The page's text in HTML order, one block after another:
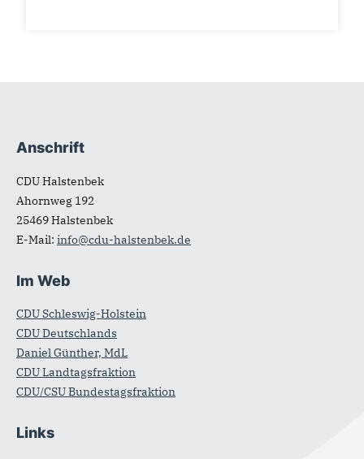
Fußbereich
Anschrift
CDU Halstenbek
Ahornweg 192
25469Halstenbek
E-Mail: info@cdu-halstenbek.de
Im Web
CDU Schleswig-Holstein
CDU Deutschlands
Daniel Günther, MdL
CDU Landtagsfraktion
CDU/CSU Bundestagsfraktion
Links